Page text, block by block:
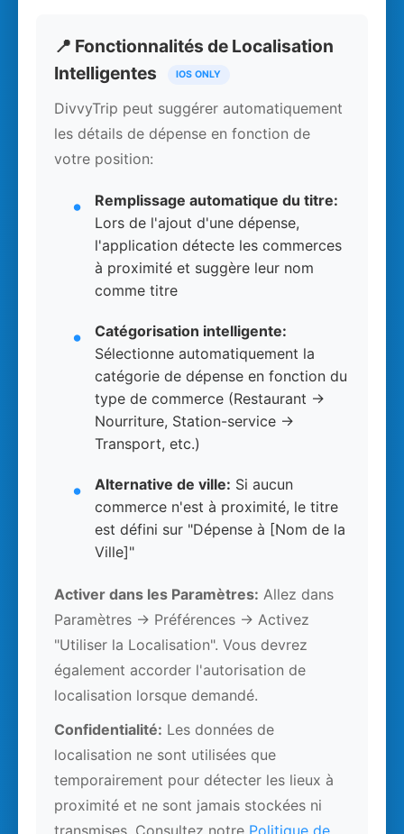
📍 Fonctionnalités de Localisation
Intelligentes
IOS ONLY
DivvyTrip peut suggérer automatiquement
les détails de dépense en fonction de
votre position:
Remplissage automatique du titre:
Lors de l'ajout d'une dépense,
l'application détecte les commerces
à proximité et suggère leur nom
comme titre
Catégorisation intelligente:
Sélectionne automatiquement la
catégorie de dépense en fonction du
type de commerce (Restaurant →
Nourriture, Station-service →
Transport, etc.)
Alternative de ville: Si aucun
commerce n'est à proximité, le titre
est défini sur "Dépense à [Nom de la
Ville]"
Activer dans les Paramètres: Allez dans
Paramètres → Préférences → Activez
"Utiliser la Localisation". Vous devrez
également accorder l'autorisation de
localisation lorsque demandé.
Confidentialité: Les données de
localisation ne sont utilisées que
temporairement pour détecter les lieux à
proximité et ne sont jamais stockées ni
transmises. Consultez notre Politique de